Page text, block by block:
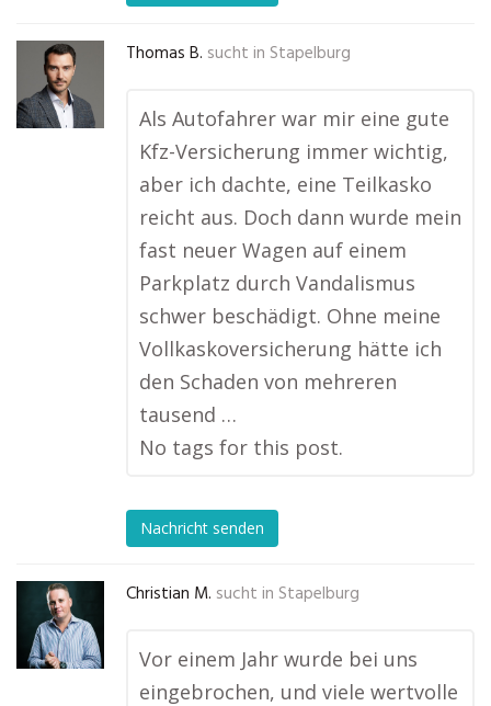
Thomas B. sucht in Stapelburg
Als Autofahrer war mir eine gute
Kfz-Versicherung immer wichtig,
aber ich dachte, eine Teilkasko
reicht aus. Doch dann wurde mein
fast neuer Wagen auf einem
Parkplatz durch Vandalismus
schwer beschädigt. Ohne meine
Vollkaskoversicherung hätte ich
den Schaden von mehreren
tausend …
No tags for this post.
Nachricht senden
Christian M. sucht in Stapelburg
Vor einem Jahr wurde bei uns
eingebrochen, und viele wertvolle